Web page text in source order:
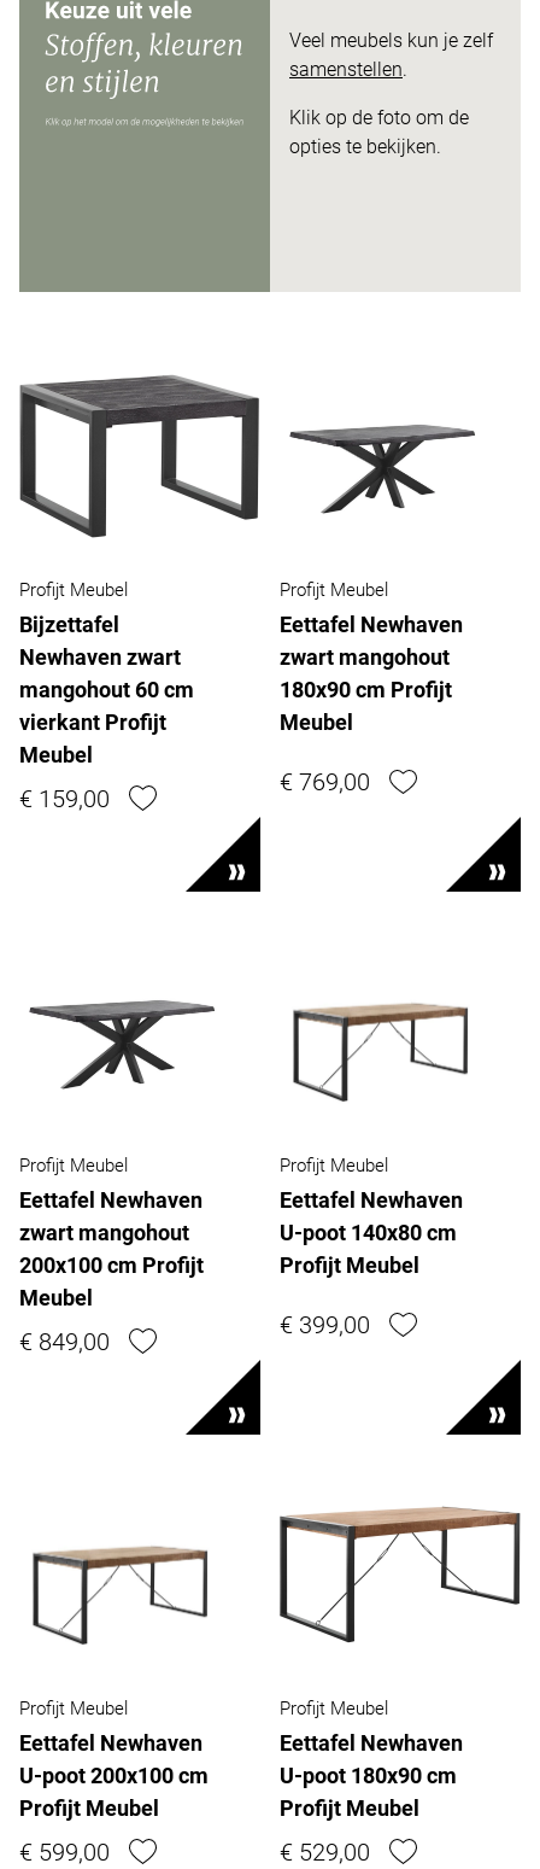
Veel meubels kun je zelf
samenstellen.
Klik op de foto om de
opties te bekijken.
Profijt Meubel
Bijzettafel
Newhaven zwart
mangohout 60 cm
vierkant Profijt
Meubel
€ 159,00
Profijt Meubel
Eettafel Newhaven
zwart mangohout
180x90 cm Profijt
Meubel
€ 769,00
Profijt Meubel
Eettafel Newhaven
zwart mangohout
200x100 cm Profijt
Meubel
€ 849,00
Profijt Meubel
Eettafel Newhaven
U-poot 140x80 cm
Profijt Meubel
€ 399,00
Profijt Meubel
Eettafel Newhaven
U-poot 200x100 cm
Profijt Meubel
€ 599,00
Profijt Meubel
Eettafel Newhaven
U-poot 180x90 cm
Profijt Meubel
€ 529,00